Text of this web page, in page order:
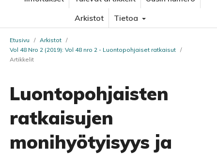
Arkistot
Tietoa
Etusivu / Arkistot /
Vol 48 Nro 2 (2019): Vol 48 nro 2 - Luontopohjaiset ratkaisut /
Artikkelit
Luontopohjaisten
ratkaisujen
monihyötyisyys ja